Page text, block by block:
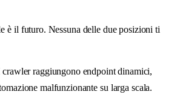
è il futuro. Nessuna delle due posizioni ti
raggiungono endpoint dinamici,
malfunzionante su larga scala.